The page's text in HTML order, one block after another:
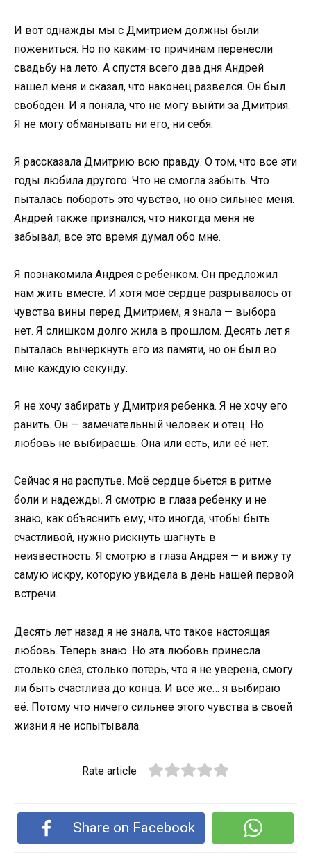
И вот однажды мы с Дмитрием должны были
пожениться. Но по каким-то причинам перенесли
свадьбу на лето. А спустя всего два дня Андрей
нашел меня и сказал, что наконец развелся. Он был
свободен. И я поняла, что не могу выйти за Дмитрия.
Я не могу обманывать ни его, ни себя.
Я рассказала Дмитрию всю правду. О том, что все эти
годы любила другого. Что не смогла забыть. Что
пыталась побороть это чувство, но оно сильнее меня.
Андрей также признался, что никогда меня не
забывал, все это время думал обо мне.
Я познакомила Андрея с ребенком. Он предложил
нам жить вместе. И хотя моё сердце разрывалось от
чувства вины перед Дмитрием, я знала — выбора
нет. Я слишком долго жила в прошлом. Десять лет я
пыталась вычеркнуть его из памяти, но он был во
мне каждую секунду.
Я не хочу забирать у Дмитрия ребенка. Я не хочу его
ранить. Он — замечательный человек и отец. Но
любовь не выбираешь. Она или есть, или её нет.
Сейчас я на распутье. Моё сердце бьется в ритме
боли и надежды. Я смотрю в глаза ребенку и не
знаю, как объяснить ему, что иногда, чтобы быть
счастливой, нужно рискнуть шагнуть в
неизвестность. Я смотрю в глаза Андрея — и вижу ту
самую искру, которую увидела в день нашей первой
встречи.
Десять лет назад я не знала, что такое настоящая
любовь. Теперь знаю. Но эта любовь принесла
столько слез, столько потерь, что я не уверена, смогу
ли быть счастлива до конца. И всё же… я выбираю
её. Потому что ничего сильнее этого чувства в своей
жизни я не испытывала.
Rate article
Share on Facebook